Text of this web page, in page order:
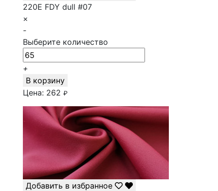
220E FDY dull #07
×
-
Выберите количество
+
В корзину
Цена: 262 ₽
Добавить в избранное